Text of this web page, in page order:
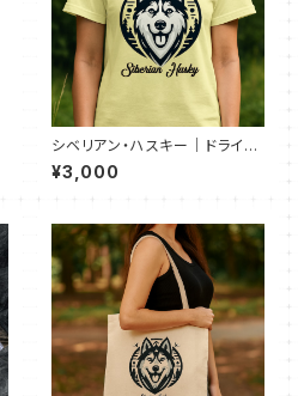
シベリアン・ハスキー｜ドライＴ
シャツ（全50色）
¥3,000